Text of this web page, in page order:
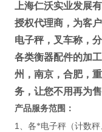
上海仁沃实业发展
授权代理商，为客
电子秤，叉车称，
各类衡器配件的加
州，南京，合肥，
务，让您不用再为
产品服务范围：
1、各*电子秤（计数